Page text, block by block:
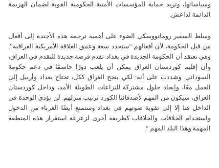
وسياساتها، وتريد حماية المؤسسات الأمنية الحكومية القوية لضمان الهزيمة
الدائمة لداعش.
وسلط السفير رومانووسكي الضوء على أهمية ترجمة هذه الأجندة إلى أفعال
من قبل الحكومة، لأن أفعالهم “ستحدد سعة وعمق العلاقة الأمريكية العراقية”.
وهي تعتقد أن الحكومة الجديدة في بغداد تقدم فرصة جديدة للتقدم في العراق،
وأن إقليم كوردستان العراق يمكن أن يلعب دورًا حاسمًا في دعم حكومة
السوداني. وشددت على أنه: لكي ينجح العراق ككل، تحتاج بغداد وأربيل إلى
العمل معًا، وإيجاد حلول مشتركة للنزاعات الطويلة الأمد، وداخل كوردستان
العراق، سيكون من المهم لأصدقائنا الكورد ترتيب منزلهم. لن تؤدي الوحدة في
الداخل هنا إلا إلى تقوية صوتهم في بغداد وستمنع أيضًا الغرباء من الدخول
واستخدام الخلافات والخلافات كطريقة أخرى لزعزعة استقرار هذه المنطقة
المهمة وهذا البلد المهم “.